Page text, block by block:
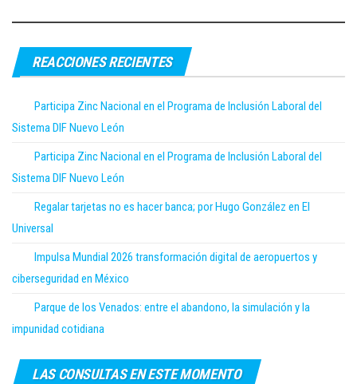
REACCIONES RECIENTES
Participa Zinc Nacional en el Programa de Inclusión Laboral del
Sistema DIF Nuevo León
Participa Zinc Nacional en el Programa de Inclusión Laboral del
Sistema DIF Nuevo León
Regalar tarjetas no es hacer banca; por Hugo González en El
Universal
Impulsa Mundial 2026 transformación digital de aeropuertos y
ciberseguridad en México
Parque de los Venados: entre el abandono, la simulación y la
impunidad cotidiana
LAS CONSULTAS EN ESTE MOMENTO